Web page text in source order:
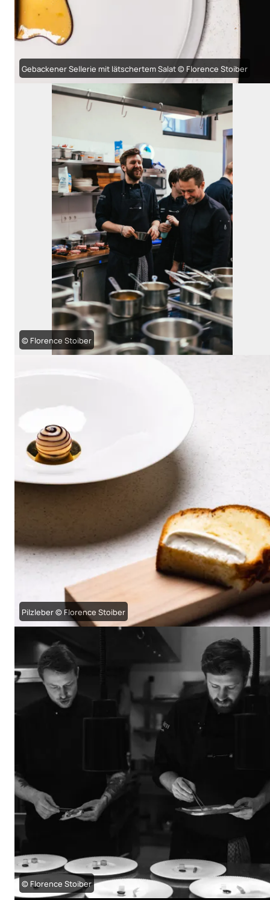
Gebackener Sellerie mit lätschertem Salat © Florence Stoiber
© Florence Stoiber
Pilzleber © Florence Stoiber
© Florence Stoiber